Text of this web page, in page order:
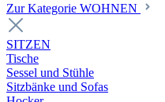
Zur Kategorie WOHNEN
SITZEN
Tische
Sessel und Stühle
Sitzbänke und Sofas